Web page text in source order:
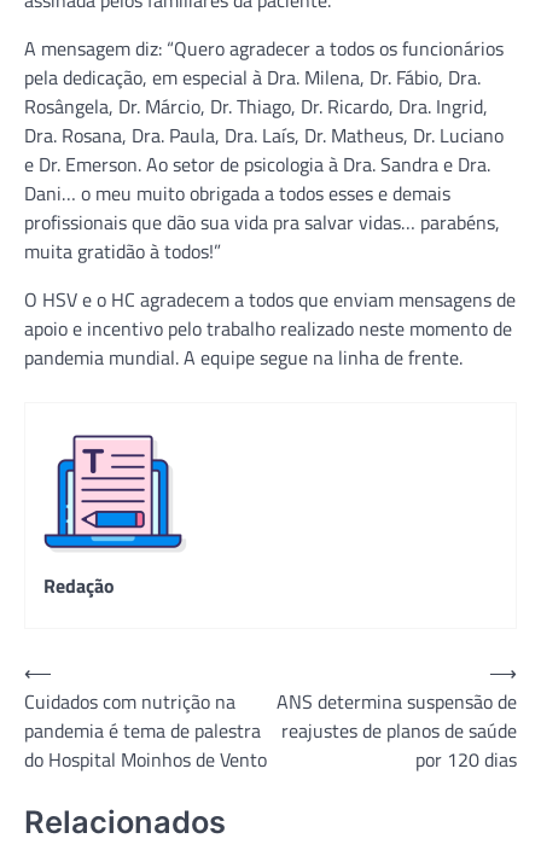
A mensagem diz: “Quero agradecer a todos os funcionários
pela dedicação, em especial à Dra. Milena, Dr. Fábio, Dra.
Rosângela, Dr. Márcio, Dr. Thiago, Dr. Ricardo, Dra. Ingrid,
Dra. Rosana, Dra. Paula, Dra. Laís, Dr. Matheus, Dr. Luciano
e Dr. Emerson. Ao setor de psicologia à Dra. Sandra e Dra.
Dani… o meu muito obrigada a todos esses e demais
profissionais que dão sua vida pra salvar vidas… parabéns,
muita gratidão à todos!”
O HSV e o HC agradecem a todos que enviam mensagens de
apoio e incentivo pelo trabalho realizado neste momento de
pandemia mundial. A equipe segue na linha de frente.
Redação
Navegação
de
Post
⟵
Cuidados com nutrição na
pandemia é tema de palestra
do Hospital Moinhos de Vento
ANS determina suspensão de
reajustes de planos de saúde
por 120 dias
⟶
Relacionados